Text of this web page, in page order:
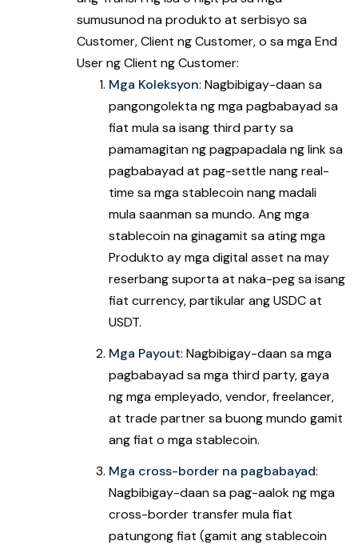
sumusunod na produkto at serbisyo sa
Customer, Client ng Customer, o sa mga End
User ng Client ng Customer:
Mga Koleksyon: Nagbibigay-daan sa
pangongolekta ng mga pagbabayad sa
fiat mula sa isang third party sa
pamamagitan ng pagpapadala ng link sa
pagbabayad at pag-settle nang real-
time sa mga stablecoin nang madali
mula saanman sa mundo. Ang mga
stablecoin na ginagamit sa ating mga
Produkto ay mga digital asset na may
reserbang suporta at naka-peg sa isang
fiat currency, partikular ang USDC at
USDT.
Mga Payout: Nagbibigay-daan sa mga
pagbabayad sa mga third party, gaya
ng mga empleyado, vendor, freelancer,
at trade partner sa buong mundo gamit
ang fiat o mga stablecoin.
Mga cross-border na pagbabayad:
Nagbibigay-daan sa pag-aalok ng mga
cross-border transfer mula fiat
patungong fiat (gamit ang stablecoin